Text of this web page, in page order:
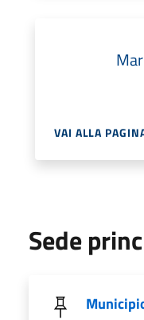
VAI ALLA
Sede